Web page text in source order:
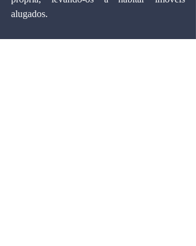
alugados.